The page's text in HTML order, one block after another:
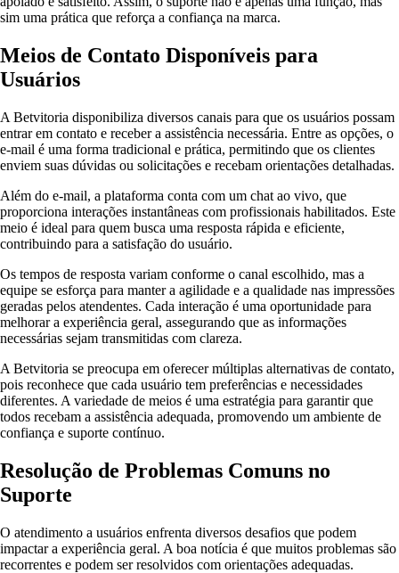
sim uma prática que reforça a confiança na marca.
Meios de Contato Disponíveis para
Usuários
A Betvitoria disponibiliza diversos canais para que os usuários possam
entrar em contato e receber a assistência necessária. Entre as opções, o
e-mail é uma forma tradicional e prática, permitindo que os clientes
enviem suas dúvidas ou solicitações e recebam orientações detalhadas.
Além do e-mail, a plataforma conta com um chat ao vivo, que
proporciona interações instantâneas com profissionais habilitados. Este
meio é ideal para quem busca uma resposta rápida e eficiente,
contribuindo para a satisfação do usuário.
Os tempos de resposta variam conforme o canal escolhido, mas a
equipe se esforça para manter a agilidade e a qualidade nas impressões
geradas pelos atendentes. Cada interação é uma oportunidade para
melhorar a experiência geral, assegurando que as informações
necessárias sejam transmitidas com clareza.
A Betvitoria se preocupa em oferecer múltiplas alternativas de contato,
pois reconhece que cada usuário tem preferências e necessidades
diferentes. A variedade de meios é uma estratégia para garantir que
todos recebam a assistência adequada, promovendo um ambiente de
confiança e suporte contínuo.
Resolução de Problemas Comuns no
Suporte
O atendimento a usuários enfrenta diversos desafios que podem
impactar a experiência geral. A boa notícia é que muitos problemas são
recorrentes e podem ser resolvidos com orientações adequadas.